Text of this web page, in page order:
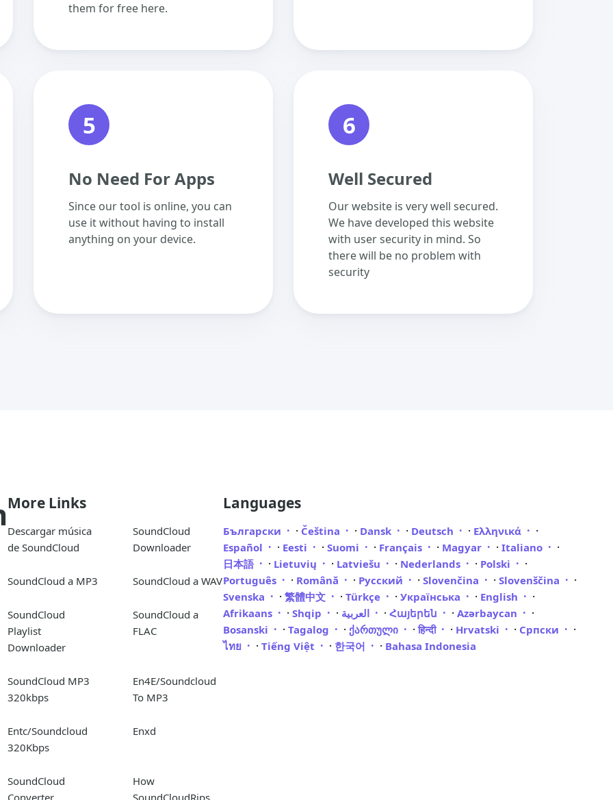
them for free here.
5
No Need For Apps
Since our tool is online, you can
use it without having to install
anything on your device.
6
Well Secured
Our website is very well secured.
We have developed this website
with user security in mind. So
there will be no problem with
security
More Links
Descargar música
de SoundCloud
SoundCloud
Downloader
SoundCloud a MP3 SoundCloud a WAV
SoundCloud
Playlist
Downloader
SoundCloud a
FLAC
SoundCloud MP3
320kbps
En4E/Soundcloud
To MP3
Entc/Soundcloud
320Kbps
Enxd
SoundCloud
Converter
How
SoundCloudRips
Languages
Български · Čeština · Dansk · Deutsch · Ελληνικά ·
Español · Eesti ·Suomi · Français · Magyar ·Italiano ·
日本語 · Lietuvių · Latviešu · Nederlands · Polski ·
Português · Română · Русский ·Slovenčina ·Slovenščina ·
Svenska ·繁體中文 ·Türkçe ·Українська · English ·
Afrikaans ·Shqip · ·Հայերեն ·Azərbaycan ·
Bosanski ·Tagalog ·ქართული ·हिन्दी · Hrvatski · Српски ·
ไทย ·Tiếng Việt · 한국어 · Bahasa Indonesia